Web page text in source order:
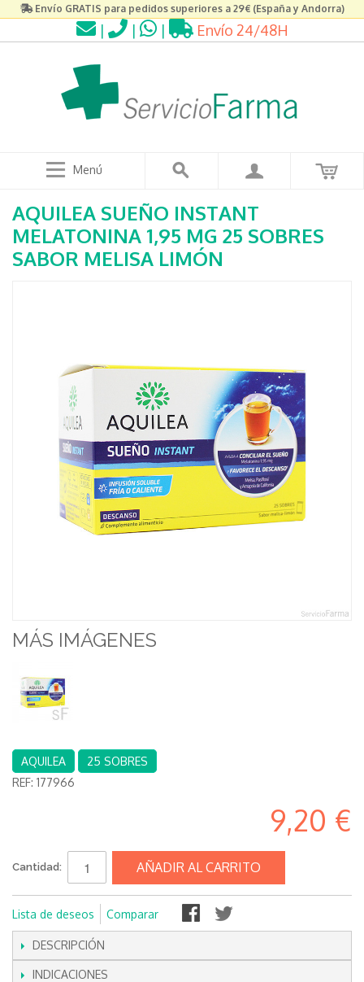
Envío GRATIS para pedidos superiores a 29€ (España y Andorra)
| | | Envío 24/48H
Menú
AQUILEA SUEÑO INSTANT
MELATONINA 1,95 MG 25 SOBRES
SABOR MELISA LIMÓN
MÁS IMÁGENES
AQUILEA
25 SOBRES
REF: 177966
9,20 €
Cantidad: AÑADIR AL CARRITO
Lista de deseos Comparar
DESCRIPCIÓN
INDICACIONES